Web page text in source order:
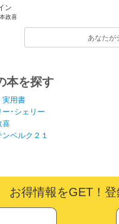
ン
政喜
あなたが
本を探す
実用書
ー･シェリー
喜
ンベルク２１
お得情報をGET！